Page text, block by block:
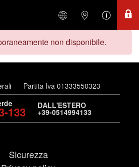
non disponibile.
Partita Iva 01333550323
133 DALL'ESTERO
+39-0514994133
Sicurezza